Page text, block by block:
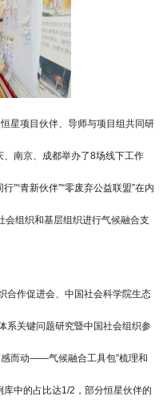
星项目伙伴、导师与项目组共同研
南京、成都举办了8场线下工作
”“青新伙伴”“零废弃公益联盟”在内
组织和基层组织进行气候融合支
合作促进会、中国社会科学院生态
系关键问题研究暨中国社会组织参
感而动——气候融合工具包”梳理和
中的占比达1/2，部分恒星伙伴的